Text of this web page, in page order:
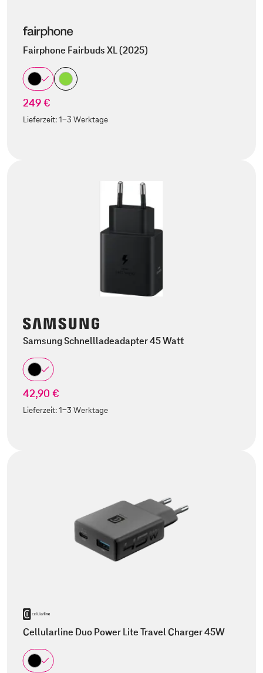
Fairphone Fairbuds XL (2025)
249 €
Lieferzeit:1-3 Werktage
Samsung Schnellladeadapter 45 Watt
42,90 €
Lieferzeit:1-3 Werktage
Cellularline Duo Power Lite Travel Charger 45W